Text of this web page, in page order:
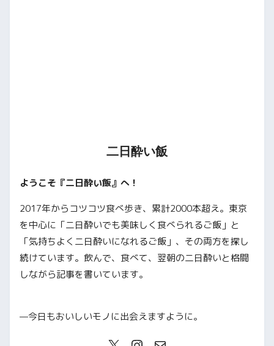
二日酔い飯
ようこそ『二日酔い飯』へ！
2017年からコツコツ食べ歩き、累計2000本超え。東京
を中心に「二日酔いでも美味しく食べられるご飯」と
「気持ちよく二日酔いになれるご飯」、その両方を探し
続けています。飲んで、食べて、翌朝の二日酔いと格闘
しながら記事を書いています。
—今日もおいしいモノに出会えますように。